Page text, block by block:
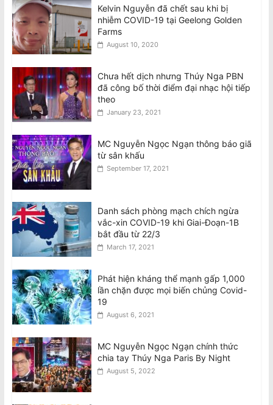
Kelvin Nguyễn đã chết sau khi bị
nhiễm COVID-19 tại Geelong Golden
Farms
August 10, 2020
Chưa hết dịch nhưng Thúy Nga PBN
đã công bố thời điểm đại nhạc hội tiếp
theo
January 23, 2021
MC Nguyễn Ngọc Ngạn thông báo giã
từ sân khấu
September 17, 2021
Danh sách phòng mạch chích ngừa
vắc-xin COVID-19 khi Giai-Đoạn-1B
bắt đầu từ 22/3
March 17, 2021
Phát hiện kháng thể mạnh gấp 1,000
lần chặn được mọi biến chủng Covid-
19
August 6, 2021
MC Nguyễn Ngọc Ngạn chính thức
chia tay Thúy Nga Paris By Night
August 5, 2022